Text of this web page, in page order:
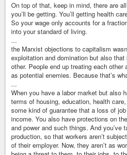
On top of that, keep in mind, there are
you’ll be getting. You’ll getting health
So your wage only accounts for a
into your standard of living.
...
the Marxist objections to capitalism
exploitation and domination but also
other. People end up treating each
as potential enemies. Because that’s
...
When you have a labor market but also
terms of housing, education, health
some kind of guarantee that a loss of
income. You also have protections on
and power and such things. And you’ve
production, so that workers aren’t
of their employer. Now, they aren’t as